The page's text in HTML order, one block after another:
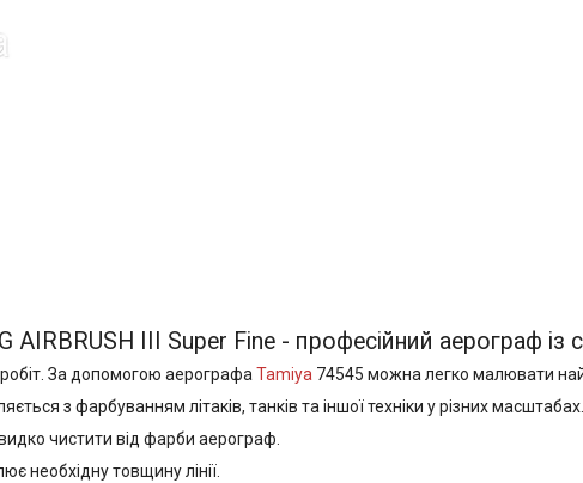
AIRBRUSH III Super Fine - професійний аерограф
За допомогою аерографаTamiya 74545 можна легко малювати
з фарбуванням літаків, танків та іншої техніки у різних масштабах.
чистити від фарби аерограф.
необхідну товщину лінії.